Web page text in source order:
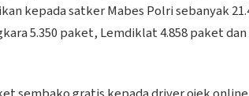
kepada satker Mabes Polri sebanyak
5.350 paket, Lemdiklat 4.858 paket